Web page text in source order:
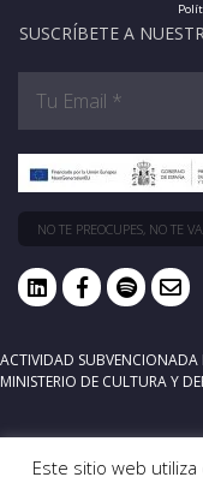
SUSCRÍBETE A
NO TE PREOCUPES, NO TE
ACTIVIDAD SUBVENCIONADA
MINISTERIO DE CULTURA Y
Este sitio web